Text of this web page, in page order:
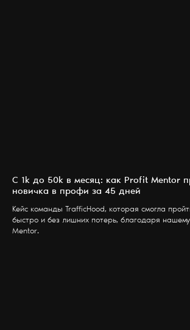
С 1k до 50k в месяц: как Profit Mentor
новичка в профи за 45 дней
Кейс команды TrafficHood, которая смогла
быстро и без лишних потерь, благодаря
Mentor.